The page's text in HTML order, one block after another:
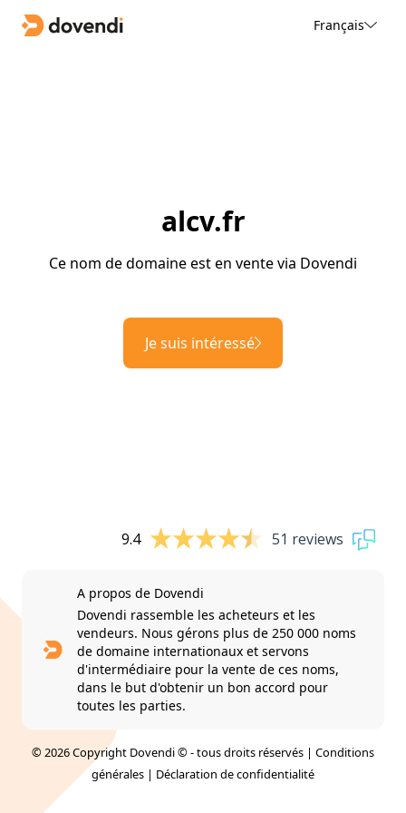
Français
alcv.fr
Ce nom de domaine est en vente via Dovendi
Je suis intéressé
9.4 51 reviews
A propos de Dovendi
Dovendi rassemble les acheteurs et les
vendeurs. Nous gérons plus de 250 000 noms
de domaine internationaux et servons
d'intermédiaire pour la vente de ces noms,
dans le but d'obtenir un bon accord pour
toutes les parties.
© 2026 Copyright Dovendi © - tous droits réservés | Conditions
générales | Déclaration de confidentialité